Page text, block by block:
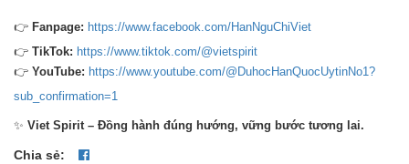
👉 Fanpage: https://www.facebook.com/HanNguChiViet
👉 TikTok: https://www.tiktok.com/@vietspirit
👉 YouTube: https://www.youtube.com/@DuhocHanQuocUytinNo1?
sub_confirmation=1
✨ Viet Spirit – Đồng hành đúng hướng, vững bước tương lai.
Chia sẻ: